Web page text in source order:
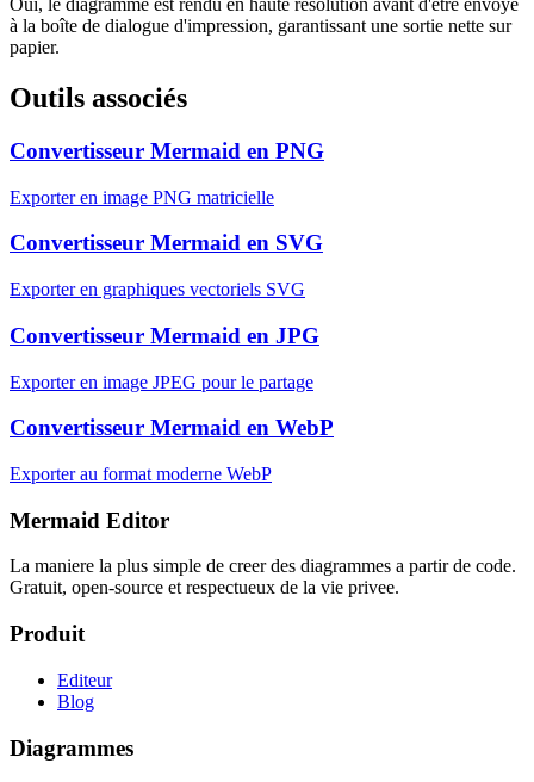
Oui, le diagramme est rendu en haute résolution avant d'être envoyé
à la boîte de dialogue d'impression, garantissant une sortie nette sur
papier.
Outils associés
Convertisseur Mermaid en PNG
Exporter en image PNG matricielle
Convertisseur Mermaid en SVG
Exporter en graphiques vectoriels SVG
Convertisseur Mermaid en JPG
Exporter en image JPEG pour le partage
Convertisseur Mermaid en WebP
Exporter au format moderne WebP
Mermaid Editor
La maniere la plus simple de creer des diagrammes a partir de code.
Gratuit, open-source et respectueux de la vie privee.
Produit
Editeur
Blog
Diagrammes